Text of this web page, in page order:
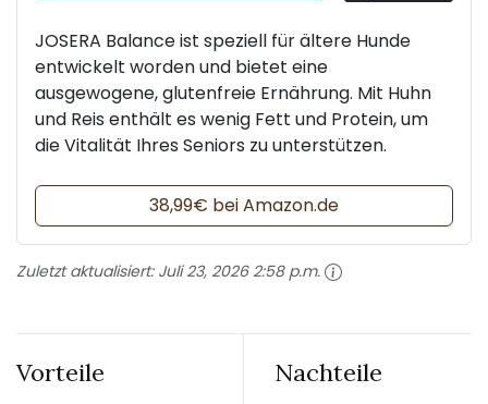
JOSERA Balance ist speziell für ältere Hunde
entwickelt worden und bietet eine
ausgewogene, glutenfreie Ernährung. Mit Huhn
und Reis enthält es wenig Fett und Protein, um
die Vitalität Ihres Seniors zu unterstützen.
38,99€ bei Amazon.de
Zuletzt aktualisiert: Juli 23, 2026 2:58 p.m.
Vorteile Nachteile